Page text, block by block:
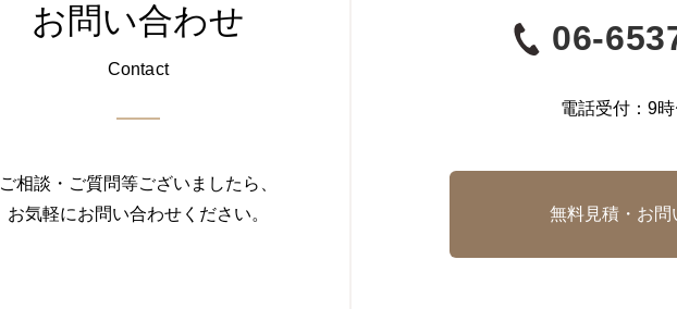
お問い合わせ
Contact
ご相談・ご質問等ございましたら、
お気軽にお問い合わせください。
06-
電話受付：9
無料見積・お問